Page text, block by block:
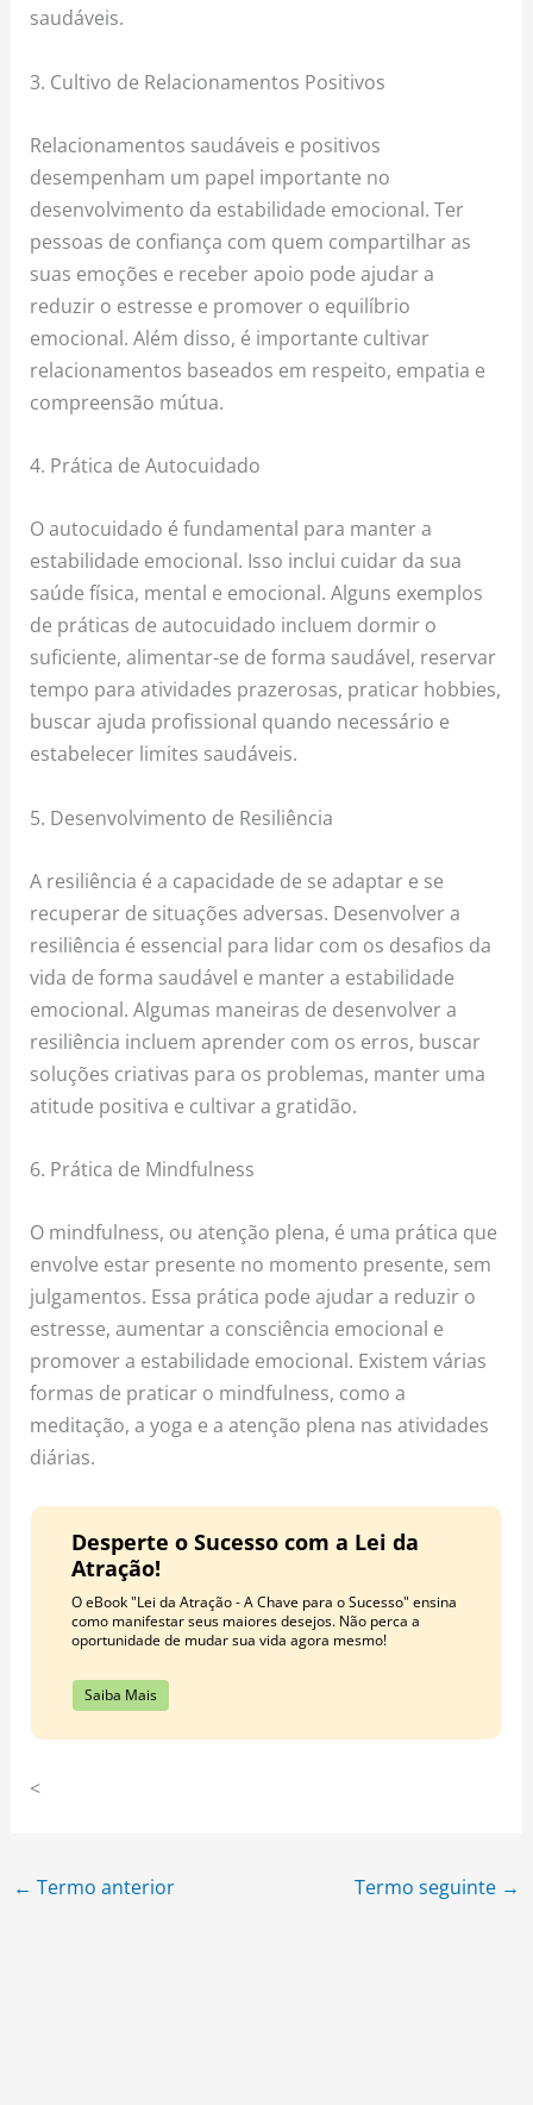
saudáveis.
3. Cultivo de Relacionamentos Positivos
Relacionamentos saudáveis e positivos
desempenham um papel importante no
desenvolvimento da estabilidade emocional. Ter
pessoas de confiança com quem compartilhar as
suas emoções e receber apoio pode ajudar a
reduzir o estresse e promover o equilíbrio
emocional. Além disso, é importante cultivar
relacionamentos baseados em respeito, empatia e
compreensão mútua.
4. Prática de Autocuidado
O autocuidado é fundamental para manter a
estabilidade emocional. Isso inclui cuidar da sua
saúde física, mental e emocional. Alguns exemplos
de práticas de autocuidado incluem dormir o
suficiente, alimentar-se de forma saudável, reservar
tempo para atividades prazerosas, praticar hobbies,
buscar ajuda profissional quando necessário e
estabelecer limites saudáveis.
5. Desenvolvimento de Resiliência
A resiliência é a capacidade de se adaptar e se
recuperar de situações adversas. Desenvolver a
resiliência é essencial para lidar com os desafios da
vida de forma saudável e manter a estabilidade
emocional. Algumas maneiras de desenvolver a
resiliência incluem aprender com os erros, buscar
soluções criativas para os problemas, manter uma
atitude positiva e cultivar a gratidão.
6. Prática de Mindfulness
O mindfulness, ou atenção plena, é uma prática que
envolve estar presente no momento presente, sem
julgamentos. Essa prática pode ajudar a reduzir o
estresse, aumentar a consciência emocional e
promover a estabilidade emocional. Existem várias
formas de praticar o mindfulness, como a
meditação, a yoga e a atenção plena nas atividades
diárias.
Desperte o Sucesso com a Lei da
Atração!
O eBook "Lei da Atração - A Chave para o Sucesso" ensina
como manifestar seus maiores desejos. Não perca a
oportunidade de mudar sua vida agora mesmo!
Saiba Mais
<
← Termo anterior Termo seguinte →